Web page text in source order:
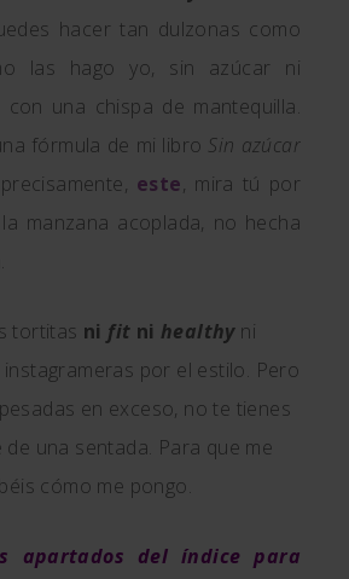
hacer tan dulzonas como
las hago yo, sin azúcar ni
con una chispa de mantequilla.
fórmula de mi libro Sin azúcar
este, mira tú por
manzana acoplada, no hecha
tortitas ni fit nihealthyni
por el estilo. Pero
en exceso, no te tienes
una sentada. Para que me
cómo me pongo.
apartados del índice para